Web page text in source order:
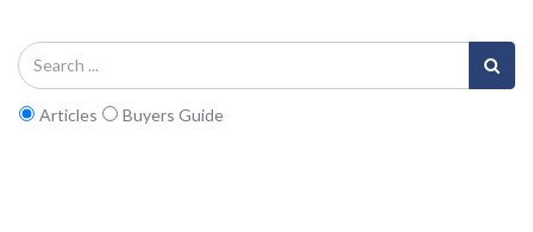
Articles Buyers Guide